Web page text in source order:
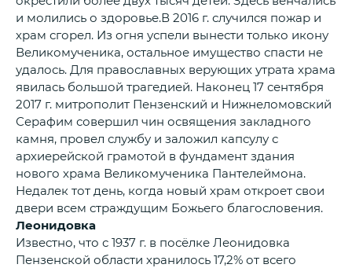
и молились о здоровье.В 2016 г. случился пожар и
храм сгорел. Из огня успели вынести только икону
Великомученика, остальное имущество спасти не
удалось. Для православных верующих утрата храма
явилась большой трагедией. Наконец 17 сентября
2017 г. митрополит Пензенский и Нижнеломовский
Серафим совершил чин освящения закладного
камня, провел службу и заложил капсулу с
архиерейской грамотой в фундамент здания
нового храма Великомученика Пантелеймона.
Недалек тот день, когда новый храм откроет свои
двери всем страждущим Божьего благословения.
Леонидовка
Известно, что с 1937 г. в посёлке Леонидовка
Пензенской области хранилось 17,2% от всего